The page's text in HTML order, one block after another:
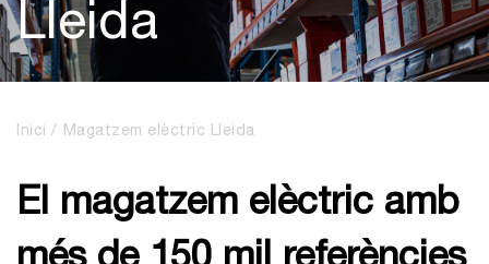
Lleida
Inici Magatzem elèctric Lleida
El magatzem elèctric amb